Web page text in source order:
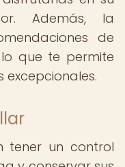
Además, la
de
que te permite
excepcionales.
tener un control